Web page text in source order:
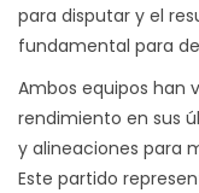
para disputar y el
fundamental para
Ambos equipos han
rendimiento en sus
y alineaciones para
Este partido